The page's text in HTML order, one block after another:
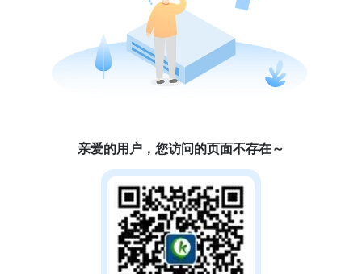
亲爱的用户，您访问的页面不存在～